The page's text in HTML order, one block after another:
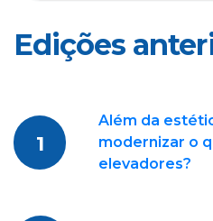
Edições
1
Além da
modernizar o
elevadores?